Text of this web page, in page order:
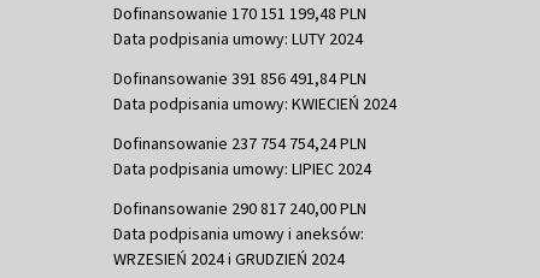
Dofinansowanie 170 151 199,48 PLN
Data podpisania umowy: LUTY 2024
Dofinansowanie 391 856 491,84 PLN
Data podpisania umowy: KWIECIEŃ 2024
Dofinansowanie 237 754 754,24 PLN
Data podpisania umowy: LIPIEC 2024
Dofinansowanie 290 817 240,00 PLN
Data podpisania umowy i aneksów:
WRZESIEŃ 2024 i GRUDZIEŃ 2024